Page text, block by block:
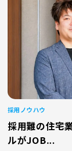
採用ノウハウ
採用難の住宅
ルがJOB...